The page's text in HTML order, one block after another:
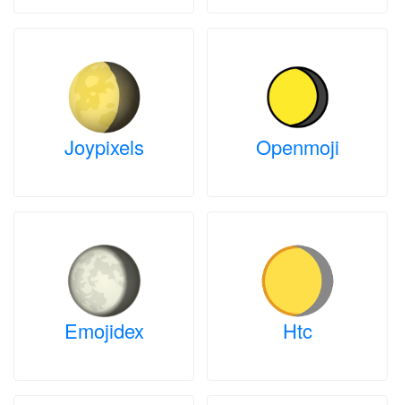
Joypixels Openmoji
Emojidex Htc